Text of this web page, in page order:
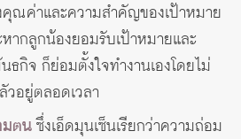
ณค่าและความสำคัญของเป้าหมาย
ากลูกน้องยอมรับเป้าหมายและ
ธกิจ ก็ย่อมตั้งใจทำงานเองโดยไม่
อยู่ตลอดเวลา
มตนซึ่งเอ็ดมุนเซ็นเรียกว่าความถ่อม